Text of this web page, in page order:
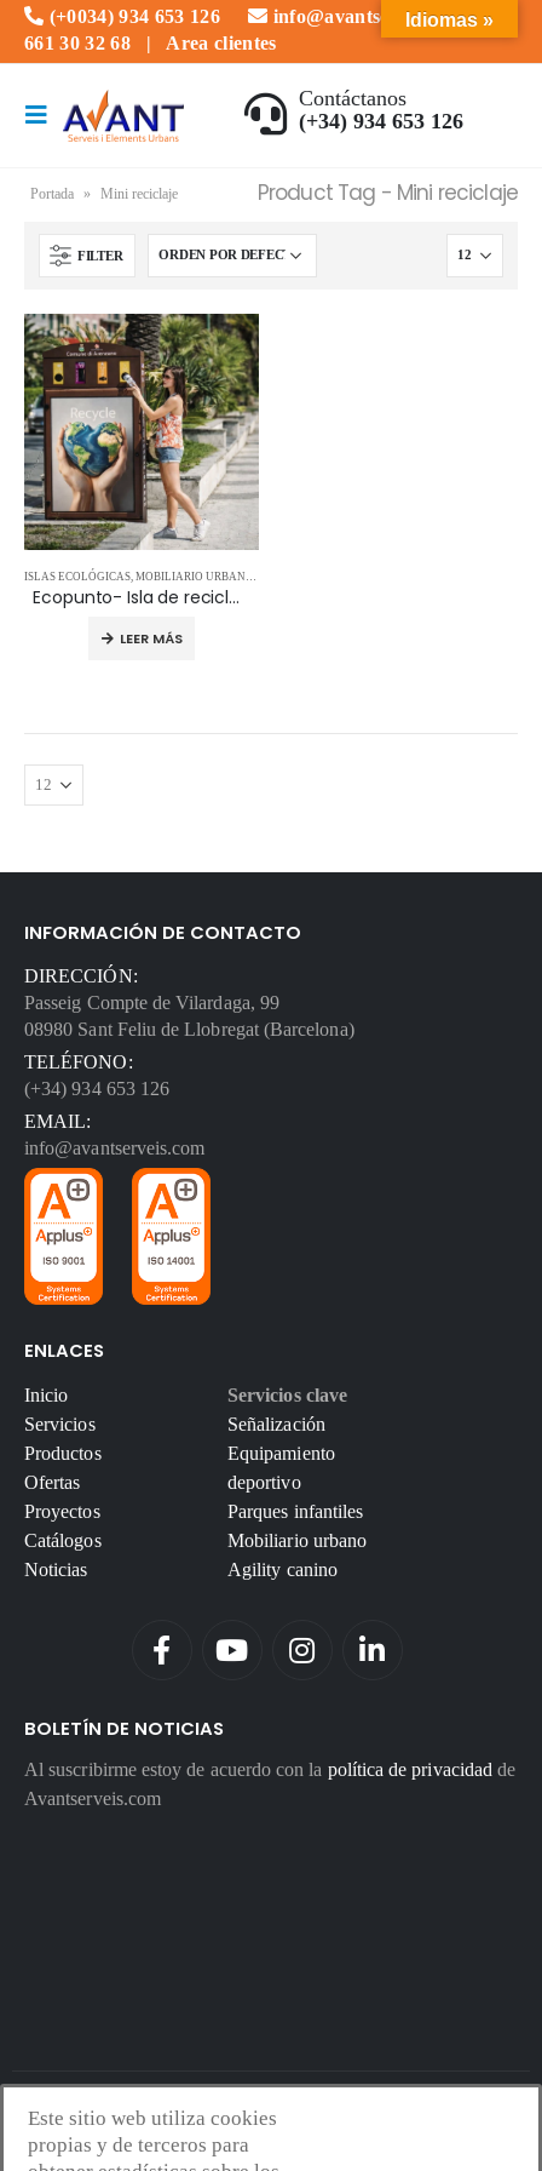
(+0034) 934 653 126
info@avantserveis.com
661 30 32 68 | Area clientes
Contáctanos
(+34) 934 653 126
Product Tag - Mini reciclaje
Portada » Mini reciclaje
FILTER
ISLAS ECOLÓGICAS MOBILIARIO URBANO
Ecopunto- Isla de reciclaje
LEER MÁS
INFORMACIÓN DE CONTACTO
DIRECCIÓN:
Passeig Compte de Vilardaga, 99
08980 Sant Feliu de Llobregat (Barcelona)
TELÉFONO:
(+34) 934 653 126
EMAIL:
info@avantserveis.com
ENLACES
Inicio
Servicios
Productos
Ofertas
Proyectos
Catálogos
Noticias
Servicios clave
Señalización
Equipamiento
deportivo
Parques infantiles
Mobiliario urbano
Agility canino
BOLETÍN DE NOTICIAS
Al suscribirme estoy de acuerdo con la política de privacidad de
Avantserveis.com
Avantserveis.com -Aviso legal - GDPR
Política de cookies-Política de calidad y medio ambiente
Idiomas »
Este sitio web utiliza cookies
propias y de terceros para